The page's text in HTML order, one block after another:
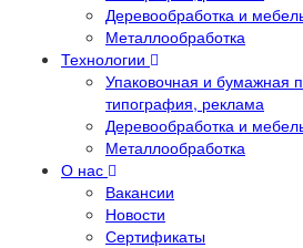
Деревообработка и
Металлообработка
Технологии
Упаковочная и бумажная
типография, реклама
Деревообработка и
Металлообработка
О нас
Вакансии
Новости
Сертификаты